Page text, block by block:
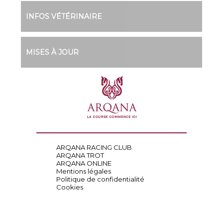
INFOS VÉTÉRINAIRE
MISES À JOUR
ARQANA RACING CLUB
ARQANA TROT
ARQANA ONLINE
Mentions légales
Politique de confidentialité
Cookies